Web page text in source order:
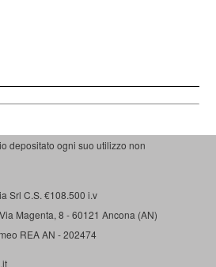
depositato ogni suo utilizzo non
Srl C.S. €108.500 i.v
Magenta, 8 - 60121 Ancona (AN)
REA AN - 202474